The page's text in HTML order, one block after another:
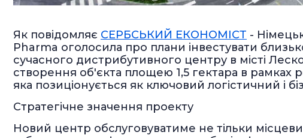
Як повідомляє СЕРБСЬКИЙ ЕКОНОМІСТ -
Pharma оголосила про плани інвестувати
сучасного дистрибутивного центру в місті
створення об'єкта площею 1,5 гектара в рамках
яка позиціонується як ключовий логістичний і
Стратегічне значення проекту
Новий центр обслуговуватиме не тільки